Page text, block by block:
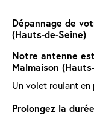
Dépannage de
(Hauts-de-Seine)
Notre antenne
Malmaison
Un volet roulant en
Prolongez la